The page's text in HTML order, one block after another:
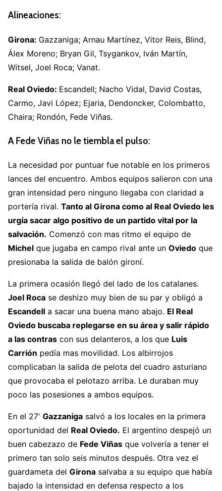
Alineaciones:
Girona: Gazzaniga; Arnau Martínez, Vitor Reis, Blind,
Álex Moreno; Bryan Gil, Tsygankov, Iván Martín,
Witsel, Joel Roca; Vanat.
Real Oviedo: Escandell; Nacho Vidal, David Costas,
Carmo, Javi López; Ejaria, Dendoncker, Colombatto,
Chaira; Rondón, Fede Viñas.
A Fede Viñas no le tiembla el pulso:
La necesidad por puntuar fue notable en los primeros
lances del encuentro. Ambos equipos salieron con una
gran intensidad pero ninguno llegaba con claridad a
portería rival. Tanto al Girona como al Real Oviedo les
urgía sacar algo positivo de un partido vital por la
salvación. Comenzó con mas ritmo el equipo de
Michel que jugaba en campo rival ante un Oviedo que
presionaba la salida de balón gironí.
La primera ocasión llegó del lado de los catalanes.
Joel Roca se deshizo muy bien de su par y obligó a
Escandell a sacar una buena mano abajo. El Real
Oviedo buscaba replegarse en su área y salir rápido
a las contras con sus delanteros, a los que Luis
Carrión pedía mas movilidad. Los albirrojos
complicaban la salida de pelota del cuadro asturiano
que provocaba el pelotazo arriba. Le duraban muy
poco las posesiones a ambos equipos.
En el 27′ Gazzaniga salvó a los locales en la primera
oportunidad del Real Oviedo. El argentino despejó un
buen cabezazo de Fede Viñas que volvería a tener el
primero tan solo seis minutos después. Otra vez el
guardameta del Girona salvaba a su equipo que había
bajado la intensidad en defensa respecto a los